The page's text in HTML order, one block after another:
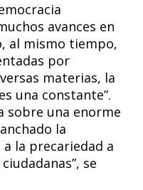
avances en
al mismo tiempo,
por
materias, la
una constante”.
sobre una enorme
la
la precariedad a
se